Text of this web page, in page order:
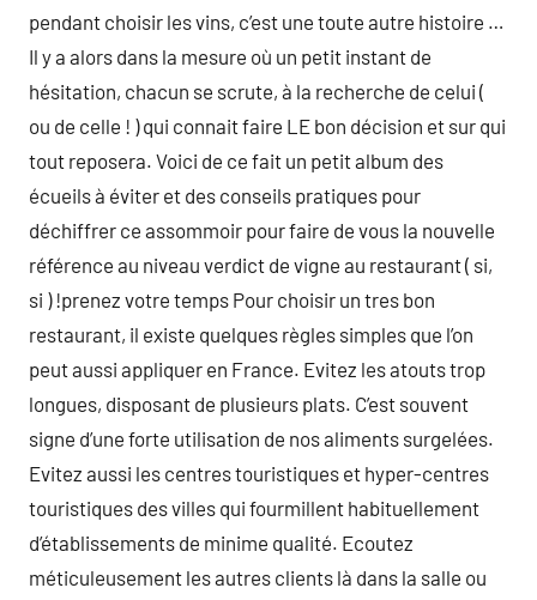
pendant choisir les vins, c’est une toute autre histoire …
Il y a alors dans la mesure où un petit instant de
hésitation, chacun se scrute, à la recherche de celui (
ou de celle ! ) qui connait faire LE bon décision et sur qui
tout reposera. Voici de ce fait un petit album des
écueils à éviter et des conseils pratiques pour
déchiffrer ce assommoir pour faire de vous la nouvelle
référence au niveau verdict de vigne au restaurant ( si,
si ) !prenez votre temps Pour choisir un tres bon
restaurant, il existe quelques règles simples que l’on
peut aussi appliquer en France. Evitez les atouts trop
longues, disposant de plusieurs plats. C’est souvent
signe d’une forte utilisation de nos aliments surgelées.
Evitez aussi les centres touristiques et hyper-centres
touristiques des villes qui fourmillent habituellement
d’établissements de minime qualité. Ecoutez
méticuleusement les autres clients là dans la salle ou